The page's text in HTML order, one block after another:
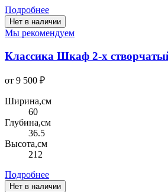
Подробнее
Нет в наличии
Мы рекомендуем
Классика Шкаф 2-х
от 9 500 ₽
Ширина,см
60
Глубина,см
36.5
Высота,см
212
Подробнее
Нет в наличии